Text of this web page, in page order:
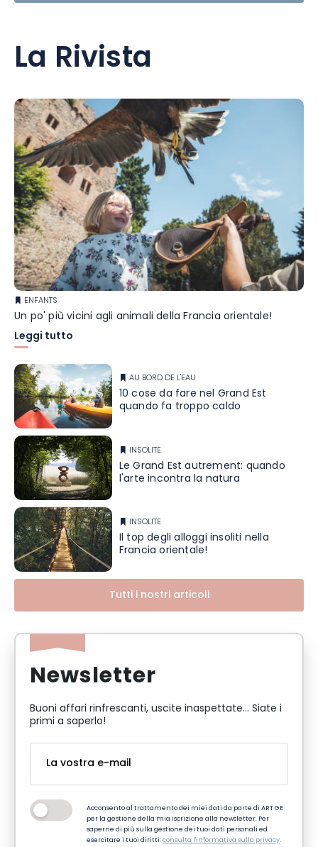
La Rivista
ENFANTS
Un po' più vicini agli animali della Francia orientale!
Leggi tutto
AU BORD DE L'EAU
10 cose da fare nel Grand Est
quando fa troppo caldo
INSOLITE
Le Grand Est autrement: quando
l'arte incontra la natura
INSOLITE
Il top degli alloggi insoliti nella
Francia orientale!
Tutti i nostri articoli
Newsletter
Buoni affari rinfrescanti, uscite inaspettate... Siate i
primi a saperlo!
Acconsento al trattamento dei miei dati da parte di ART GE
per la gestione della mia iscrizione alla newsletter. Per
saperne di più sulla gestione dei tuoi dati personali ed
esercitare i tuoi diritti:consulta l'informativa sulla privacy.